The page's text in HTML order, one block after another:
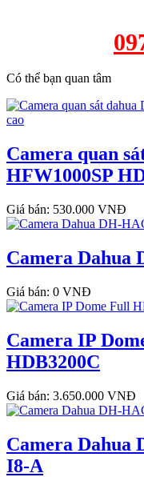
Có thể bạn quan tâm
Camera quan
HFW1000SP​
Giá bán: 530.000 VNĐ
Camera Dahua
Giá bán: 0 VNĐ
Camera IP
HDB3200C
Giá bán: 3.650.000 VNĐ
Camera Dahua
I8-A